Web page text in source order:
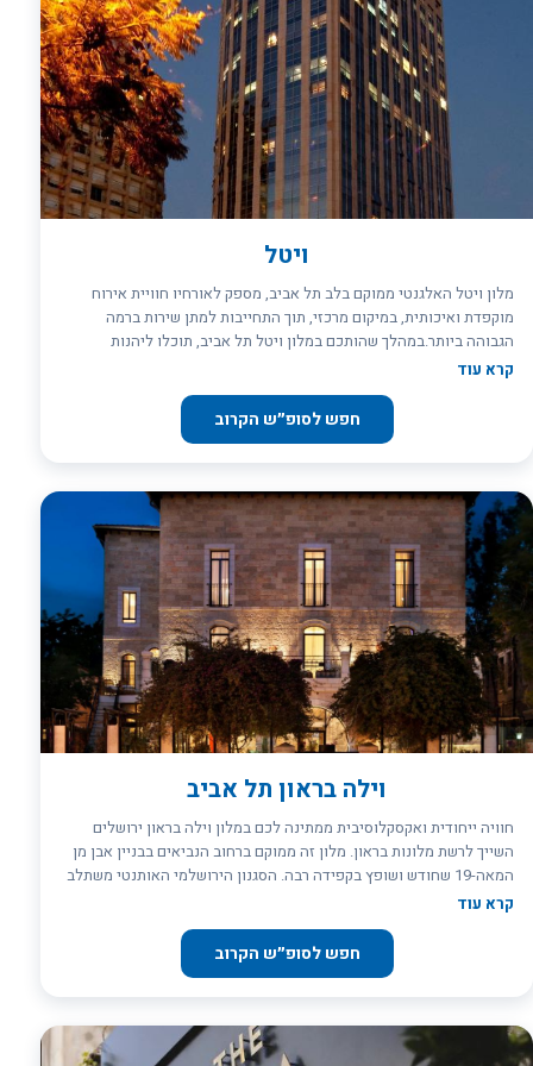
ויטל
מלון ויטל האלגנטי ממוקם בלב תל אביב, מספק לאורחיו חוויית אירוח
מוקפדת ואיכותית, במיקום מרכזי, תוך התחייבות למתן שירות ברמה
הגבוהה ביותר.במהלך שהותכם במלון ויטל תל אביב, תוכלו ליהנות
מחדרים מרווחים ומעוצבים, מארוחת בוקר עשירה ומטיפולי ספא
חדר טיפולי ספא, חניון תת קרקעי וקניון צמוד. מיקומו האידיאלי של המלון
בתל אביב, במרחק הליכה קצר ממוקדי התרבות, הבילוי והשופינג, מאפשר
קרא עוד
חפש לסופ״ש הקרוב
וילה בראון תל אביב
חוויה ייחודית ואקסקלוסיבית ממתינה לכם במלון וילה בראון ירושלים
השייך לרשת מלונות בראון. מלון זה ממוקם ברחוב הנביאים בבניין אבן מן
המאה-19 שחודש ושופץ בקפידה רבה. הסגנון הירושלמי האותנטי משתלב
פה נהדר עם אבזור מודרני ואווירה מרעננת בין-לאומית. במקרה שאתם
למקום הנכון. זהו מלון בוטיק בעל 24 חדרים המציע לאורחיו חדרים
מפנקים, יחס אישי אדיב וחם. תבחרו בעצמכם בין החדרים הזוגיים
הרוח הירושלמית – קשתות אבן, חלונות גדולים, שטיחים, ריהוט וינטג'.
קרא עוד
חפש לסופ״ש הקרוב